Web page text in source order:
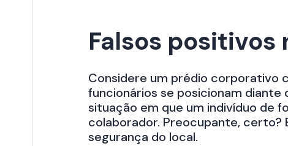
Falsos
Considere um prédio corporativo
funcionários se posicionam diante
situação em que um indivíduo de
colaborador. Preocupante, certo?
segurança do local.